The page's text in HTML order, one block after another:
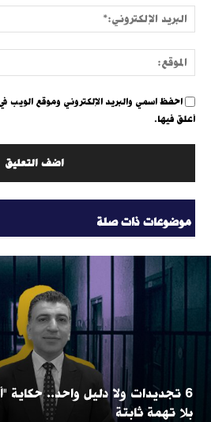
احفظ اسمي والبريد الإلكتروني وموقع الويب
أعلق فيها.
موضوعات ذات صلة
6 تجديدات ولا دليل واحد.. حكاية
بلا تهمة ثابتة